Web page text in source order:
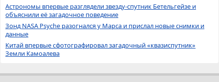
Астрономы впервые разглядели звезду-спутник Бетельгейзе и
объяснили её загадочное поведение
Зонд NASA Psyche разогнался у Марса и прислал новые снимки и
данные
Китай впервые сфотографировал загадочный «квазиспутник»
Земли Камоалева